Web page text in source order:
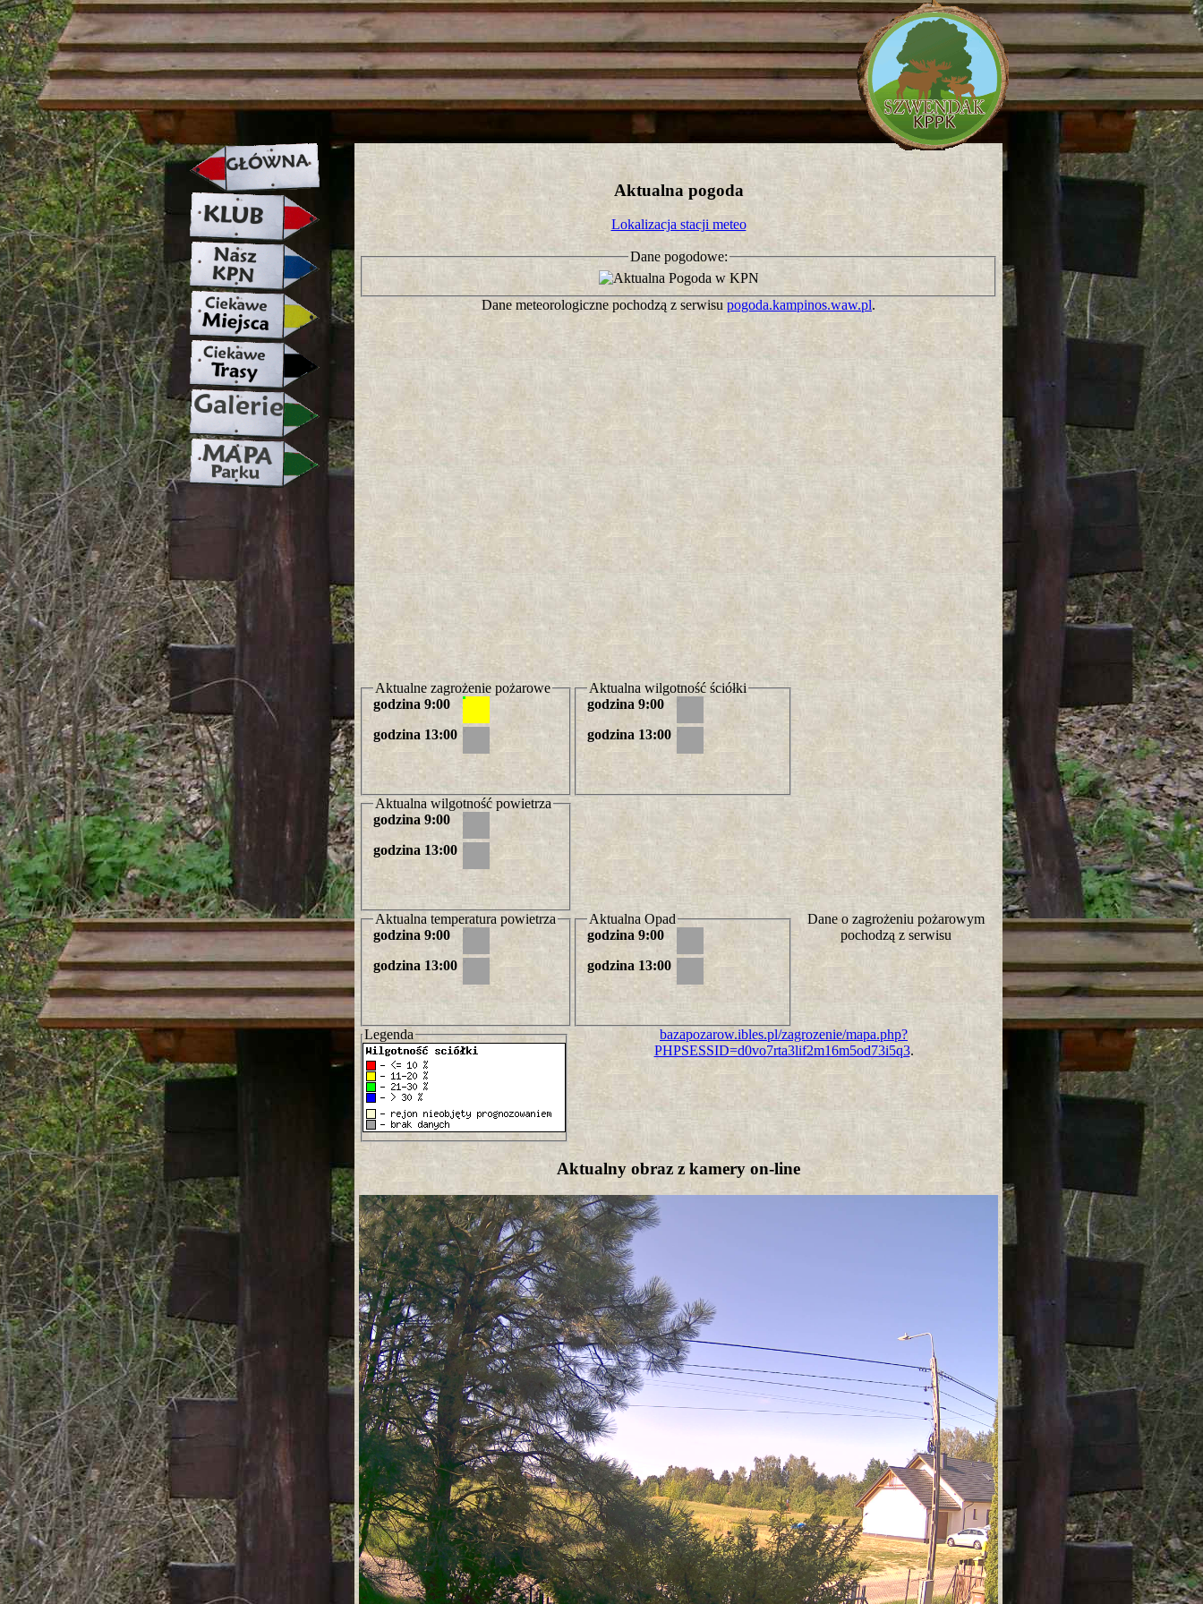
strona w naprawie zapraszamy jutro ;)
Aktualna pogoda
Lokalizacja stacji meteo
Dane pogodowe:
Dane meteorologiczne pochodzą z serwisu pogoda.kampinos.waw.pl.
Aktualne zagrożenie pożarowe
godzina 9:00
godzina 13:00
Aktualna wilgotność ściółki
godzina 9:00
godzina 13:00
Aktualna wilgotność powietrza
godzina 9:00
godzina 13:00
Aktualna temperatura powietrza
godzina 9:00
godzina 13:00
Aktualna Opad
godzina 9:00
godzina 13:00
Legenda
Dane o zagrożeniu pożarowym
pochodzą z serwisu
bazapozarow.ibles.pl/zagrozenie/mapa.php?
PHPSESSID=d0vo7rta3lif2m16m5od73i5q3.
Aktualny obraz z kamery on-line